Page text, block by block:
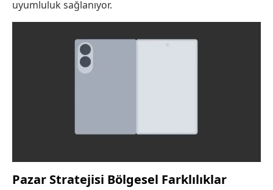
uyumluluk sağlanıyor.
Pazar Stratejisi Bölgesel Farklılıklar